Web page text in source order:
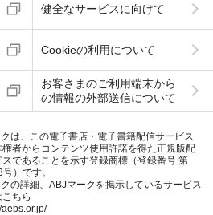
健全なサービスに向けて
Cookieの利用について
お客さまのご利用端末から
の情報の外部送信について
は、この電子書店・電子書籍配信サービス
権者からコンテンツ使用許諾を得た正規版配
スであることを示す登録商標（登録番号 第
）です。
の詳細、ABJマークを掲示しているサービス
ちら
aebs.or.jp/